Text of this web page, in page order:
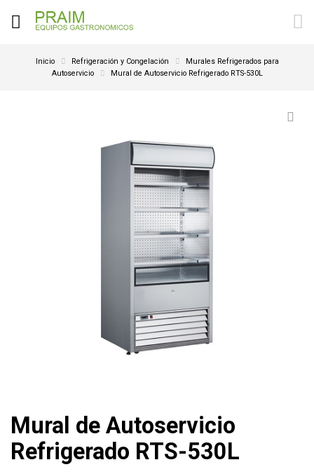
Inicio Refrigeración y Congelación
Murales Refrigerados para
Autoservicio
Mural de Autoservicio Refrigerado RTS-530L
Mural de Autoservicio
Refrigerado RTS-530L